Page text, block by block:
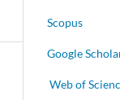
Scopus
Google
Web of